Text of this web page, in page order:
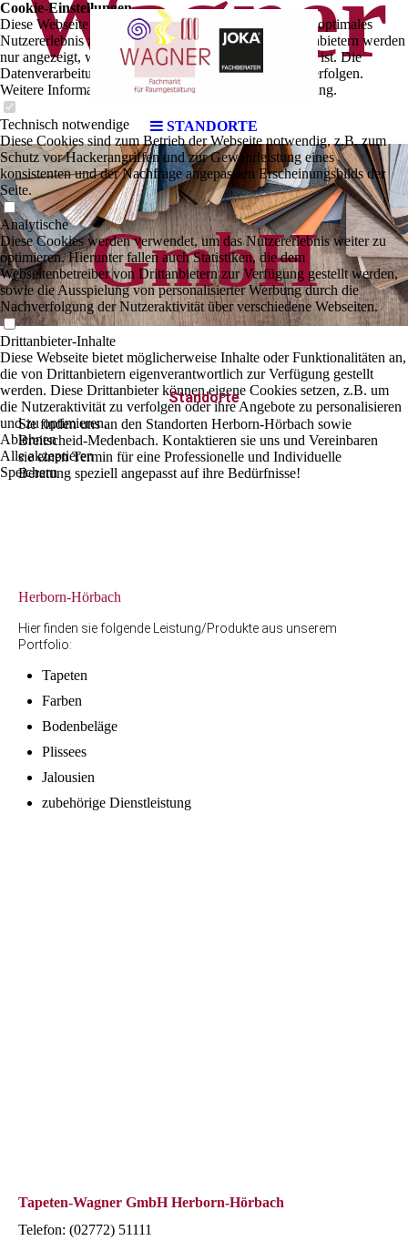
STANDORTE
GmbH
Standorte
Sie finden uns an den Standorten Herborn-Hörbach sowie
Breitscheid-Medenbach. Kontaktieren sie uns und Vereinbaren
sie einen Termin für eine Professionelle und Individuelle
Beratung speziell angepasst auf ihre Bedürfnisse!
Herborn-Hörbach
Hier finden sie folgende Leistung/Produkte aus unserem
Portfolio:
Tapeten
Farben
Bodenbeläge
Plissees
Jalousien
zubehörige Dienstleistung
Tapeten-Wagner GmbH Herborn-Hörbach
Telefon: (02772) 51111
Cookie-Einstellungen
Diese Webseite verwendet Cookies, um Besuchern ein optimales
Nutzererlebnis zu bieten. Bestimmte Inhalte von Drittanbietern werden
nur angezeigt, wenn die entsprechende Option aktiviert ist. Die
Datenverarbeitung kann dann auch in einem Drittland erfolgen.
Weitere Informationen hierzu in der Datenschutzerklärung.
Technisch notwendige
Diese Cookies sind zum Betrieb der Webseite notwendig, z.B. zum
Schutz vor Hackerangriffen und zur Gewährleistung eines
konsistenten und der Nachfrage angepassten Erscheinungsbilds der
Seite.
Analytische
Diese Cookies werden verwendet, um das Nutzererlebnis weiter zu
optimieren. Hierunter fallen auch Statistiken, die dem
Webseitenbetreiber von Drittanbietern zur Verfügung gestellt werden,
sowie die Ausspielung von personalisierter Werbung durch die
Nachverfolgung der Nutzeraktivität über verschiedene Webseiten.
Drittanbieter-Inhalte
Diese Webseite bietet möglicherweise Inhalte oder Funktionalitäten an,
die von Drittanbietern eigenverantwortlich zur Verfügung gestellt
werden. Diese Drittanbieter können eigene Cookies setzen, z.B. um
die Nutzeraktivität zu verfolgen oder ihre Angebote zu personalisieren
und zu optimieren.
Ablehnen
Alle akzeptieren
Speichern